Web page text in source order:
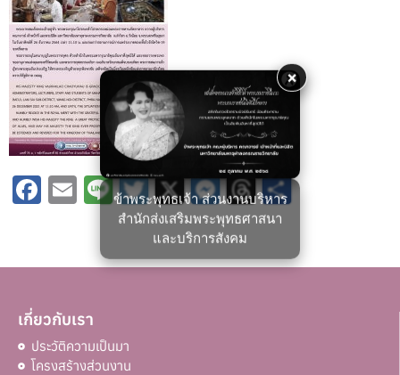
×
ข้าพระพุทธเจ้า ส่วนงานบริหาร
สำนักส่งเสริมพระพุทธศาสนา
และบริการสังคม
Facebook
Email
LineTwitter
X Messenger
Threads
Share
เกี่ยวกับเรา
ประวัติความเป็นมา
โครงสร้างส่วนงาน